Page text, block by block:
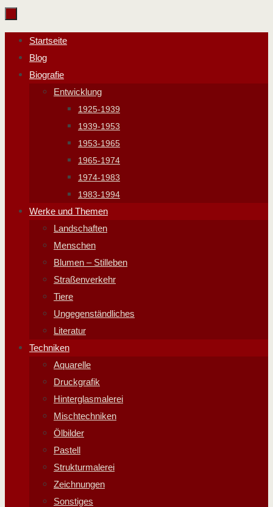
Zum
Inhalt
springen
Zum
Inhalt
springen
Startseite
Blog
Biografie
Entwicklung
1925-1939
1939-1953
1953-1965
1965-1974
1974-1983
1983-1994
Werke und Themen
Landschaften
Menschen
Blumen – Stilleben
Straßenverkehr
Tiere
Ungegenständliches
Literatur
Techniken
Aquarelle
Druckgrafik
Hinterglasmalerei
Mischtechniken
Ölbilder
Pastell
Strukturmalerei
Zeichnungen
Sonstiges